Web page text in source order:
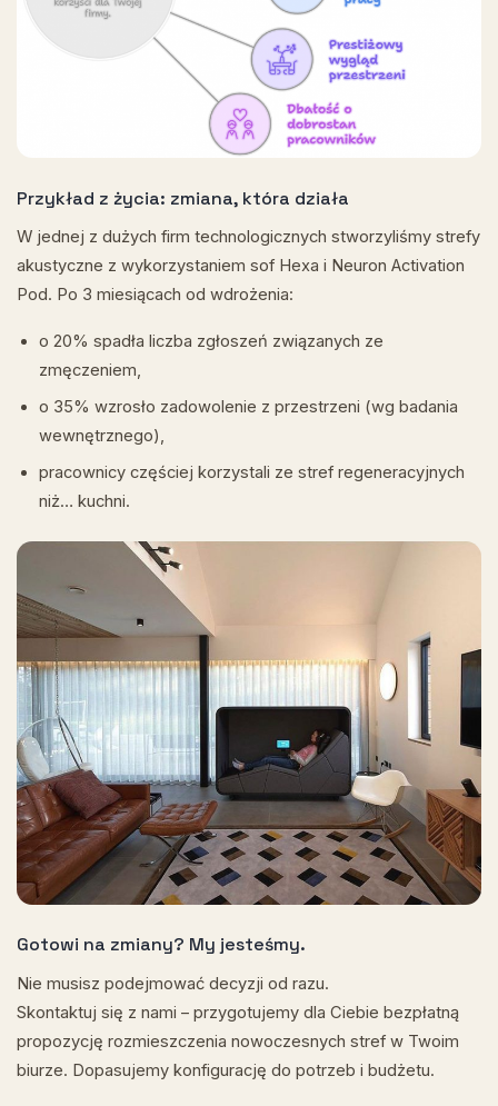
Przykład z życia: zmiana, która działa
W jednej z dużych firm technologicznych stworzyliśmy strefy
akustyczne z wykorzystaniem sof Hexa i Neuron Activation
Pod. Po 3 miesiącach od wdrożenia:
o 20% spadła liczba zgłoszeń związanych ze
zmęczeniem,
o 35% wzrosło zadowolenie z przestrzeni (wg badania
wewnętrznego),
pracownicy częściej korzystali ze stref regeneracyjnych
niż… kuchni.
Gotowi na zmiany? My jesteśmy.
Nie musisz podejmować decyzji od razu.
Skontaktuj się z nami – przygotujemy dla Ciebie bezpłatną
propozycję rozmieszczenia nowoczesnych stref w Twoim
biurze. Dopasujemy konfigurację do potrzeb i budżetu.